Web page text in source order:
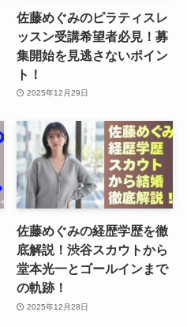
佐藤めぐみのピラティスレ
ッスン受講希望者必見！募
集開始を見逃さないポイン
ト！
2025年12月29日
佐藤めぐみの経歴学歴を徹
底解説！渋谷スカウトから
堂本光一とゴールインまで
の軌跡！
2025年12月28日